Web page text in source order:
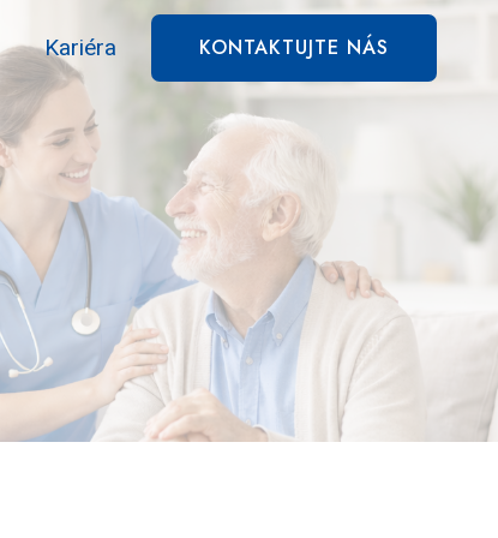
Kariéra KONTAKTUJTE NÁS